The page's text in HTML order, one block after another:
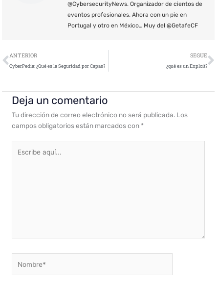
@CybersecurityNews. Organizador de cientos de
eventos profesionales. Ahora con un pie en
Portugal y otro en México… Muy del @GetafeCF
Ant
ANTERIOR
CyberPedia: ¿Qué es la Seguridad por Capas?
SEGUE
¿qué es un Exploit?
Deja un comentario
Tu dirección de correo electrónico no será publicada. Los
campos obligatorios están marcados con *
aquí...